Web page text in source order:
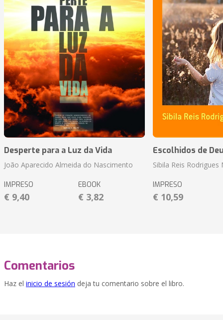
Desperte para a Luz da Vida
João Aparecido Almeida do Nascimento
IMPRESO
€ 9,40
EBOOK
€ 3,82
Escolhidos de
Sibila Reis
IMPRESO
€ 10,59
Comentarios
Haz el inicio de sesión deja tu comentario sobre el libro.